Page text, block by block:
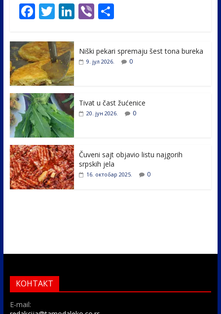
F
e
b
o
o
k
T
itt
er
Li
e
Vi
er
S
e
Niški pekari spremaju šest tona bureka
9. јул 2026. 0
Tivat u čast žućenice
20. јун 2026. 0
Čuveni sajt objavio listu najgorih
srpskih jela
16. октобар 2025. 0
КОНТАКТ
E-mail: